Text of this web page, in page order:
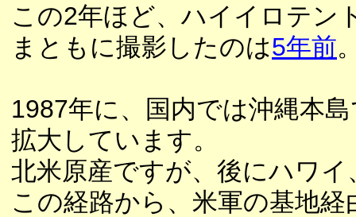
この2年ほど、ハイイロテン
まともに撮影したのは5年前
1987年に、国内では沖縄本
拡大しています。
北米原産ですが、後にハワ
この経路から、米軍の基地